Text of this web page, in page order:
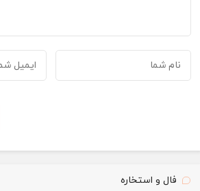
فال و استخاره